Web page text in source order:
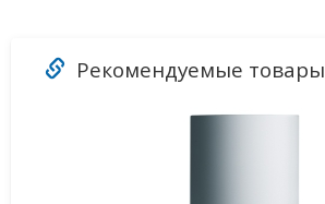
Рекомендуемые товары